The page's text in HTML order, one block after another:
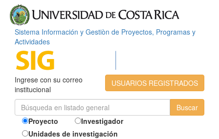
Sistema Información y Gestiòn de Proyectos, Programas y
Actividades
USUARIOS REGISTRADOS
Ingrese con su correo
institucional
Proyecto
Investigador
Unidades de investigación